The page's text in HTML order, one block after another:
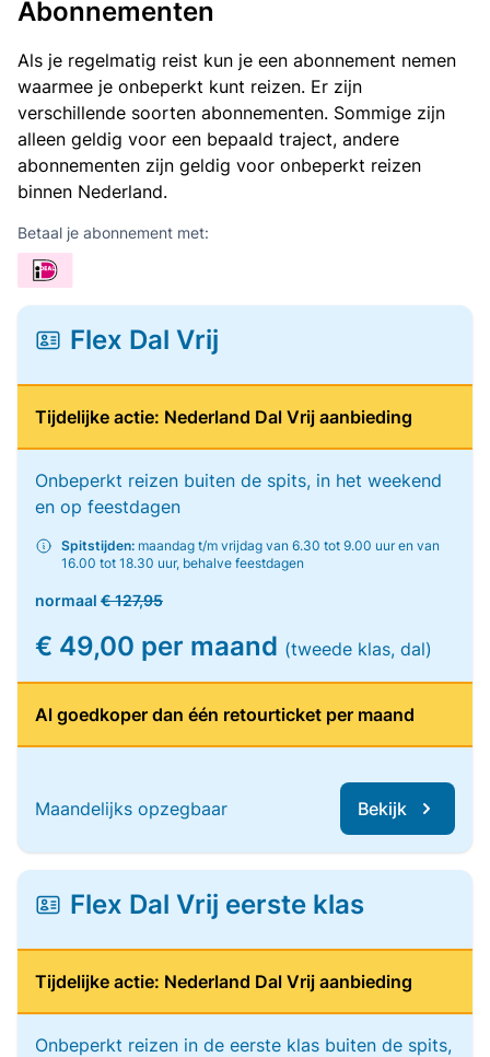
Abonnementen
Als je regelmatig reist kun je een abonnement nemen
waarmee je onbeperkt kunt reizen. Er zijn
verschillende soorten abonnementen. Sommige zijn
alleen geldig voor een bepaald traject, andere
abonnementen zijn geldig voor onbeperkt reizen
binnen Nederland.
Betaal je abonnement met:
Flex Dal Vrij
Tijdelijke actie: Nederland Dal Vrij aanbieding
Onbeperkt reizen buiten de spits, in het weekend
en op feestdagen
Spitstijden: maandag t/m vrijdag van 6.30 tot 9.00 uur en van
16.00 tot 18.30 uur, behalve feestdagen
normaal € 127,95
€ 49,00 per maand (tweede klas, dal)
Al goedkoper dan één retourticket per maand
Maandelijks opzegbaar Bekijk
Flex Dal Vrij eerste klas
Tijdelijke actie: Nederland Dal Vrij aanbieding
Onbeperkt reizen in de eerste klas buiten de spits,